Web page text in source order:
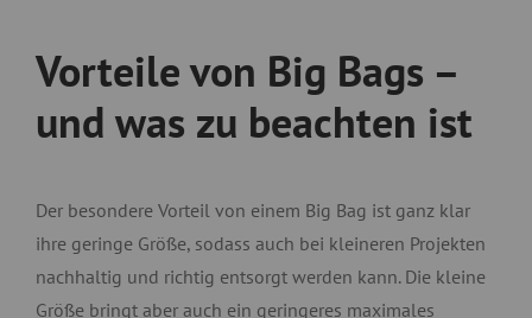
Vorteile von Big Bags –
und was zu beachten ist
Der besondere Vorteil von einem Big Bag ist ganz klar
ihre geringe Größe, sodass auch bei kleineren Projekten
nachhaltig und richtig entsorgt werden kann. Die kleine
Größe bringt aber auch ein geringeres maximales